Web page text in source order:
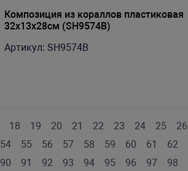
Композиция из кораллов пластиковая
32х13х28см (SH9574B)
Артикул: SH9574B
18 19 20 21 22 23 24 25 26
54 55 56 57 58 59 60 61 62
90 91 92 93 94 95 96 97 98